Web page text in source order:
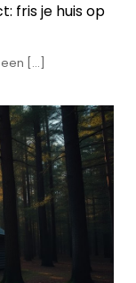
fris je huis op
een […]